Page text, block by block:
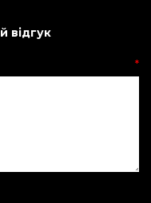
відгук
*